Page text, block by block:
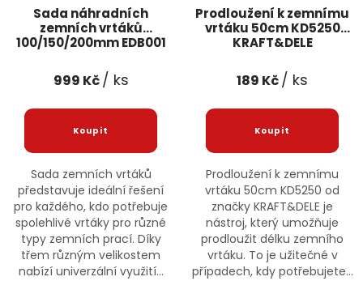
Velkoobchodní spolupráce (B2B) Prodejna nářadí
Servis nářadí Hodnocení obchodu
Doprava a platba
Reklamační formulář Odstoupení ve lhůtě 14 dní
Obchodní podmínky Reklamační řád
Podmínky ochrany osobních údajů
Sada náhradních
zemních vrtáků
100/150/200mm EDB001
999 Kč/ ks
Sada zemních vrtáků
představuje ideální řešení
pro každého, kdo potřebuje
spolehlivé vrtáky pro různé
typy zemních prací. Díky
třem různým velikostem
nabízí univerzální využití...
Prodloužení k zemnímu
vrtáku 50cm KD5250
KRAFT&DELE
189 Kč/ ks
Prodloužení k zemnímu
vrtáku 50cm KD5250 od
značky KRAFT&DELE je
nástroj, který umožňuje
prodloužit délku zemního
vrtáku. To je užitečné v
případech, kdy potřebujete...